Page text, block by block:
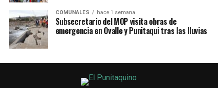
COMUNALES hace 1 semana
Subsecretario del MOP visita obras de
emergencia en Ovalle y Punitaqui tras las lluvias